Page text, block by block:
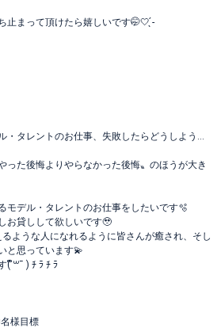
止まって頂けたら嬉しいです🤭‎🤍 ̖́-
・タレントのお仕事、失敗したらどうしよう…
った後悔よりやらなかった後悔〟のほうが大き
モデル・タレントのお仕事をしたいです🫧
お貸しして欲しいです🥹‪
るような人になれるように皆さんが癒され、そし
と思っています💫
꒳¯ ) ﾁ ﾗ ﾁ ﾗ
様目標